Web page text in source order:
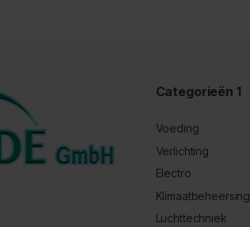
Categorieën 1
Voeding
Verlichting
Electro
Klimaatbeheersing
Luchttechniek